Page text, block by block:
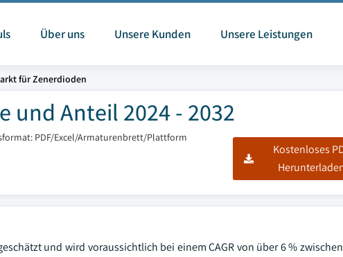
Über uns Unsere Kunden Unsere Leistungen
für Zenerdioden
und Anteil 2024 - 2032
PDF/Excel/Armaturenbrett/Plattform
Kostenloses
und wird voraussichtlich bei einem CAGR von über 6 %